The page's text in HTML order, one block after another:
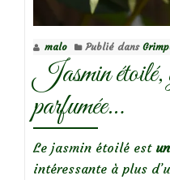
malo Publié dans
Jasmin étoilé,
parfumée…
Le jasmin étoilé est
intéressante à plus